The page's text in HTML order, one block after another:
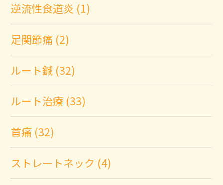
逆流性食道炎 (1)
足関節痛 (2)
ルート鍼 (32)
ルート治療 (33)
首痛 (32)
ストレートネック (4)